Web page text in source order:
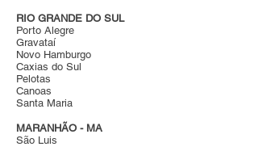
RIO GRANDE DO SUL
Porto Alegre
Gravataí
Novo Hamburgo
Caxias do Sul
Pelotas
Canoas
Santa Maria
MARANHÃO - MA
São Luis